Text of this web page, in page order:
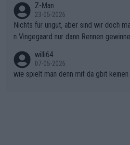
onkurrentin die "zweite Luft" schenkt,
g kaum noch zu reparieren.Vor uns
ichtung Nizza. Niewiadoma hat
er SD Worx und Vollering müssen
n)
Z-Man
23-05-2026
Nichts für ungut, aber sind wir doch
n Vingegaard nur dann Rennen
willi64
07-05-2026
wie spielt man denn mit da gbit